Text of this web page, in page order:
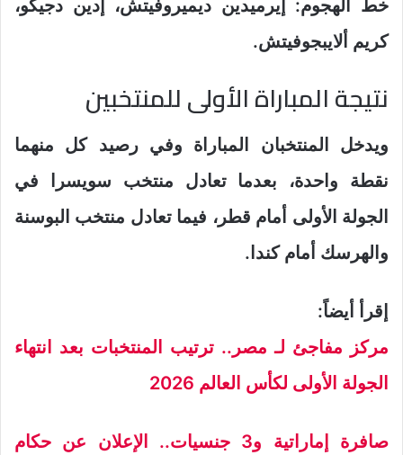
خط الهجوم: إيرميدين ديميروفيتش، إدين دجيكو،
كريم ألايبجوفيتش.
نتيجة المباراة الأولى للمنتخبين
ويدخل المنتخبان المباراة وفي رصيد كل منهما
نقطة واحدة، بعدما تعادل منتخب سويسرا في
الجولة الأولى أمام قطر، فيما تعادل منتخب البوسنة
والهرسك أمام كندا.
إقرأ أيضاً:
مركز مفاجئ لـ مصر.. ترتيب المنتخبات بعد انتهاء
الجولة الأولى لكأس العالم 2026
صافرة إماراتية و3 جنسيات.. الإعلان عن حكام